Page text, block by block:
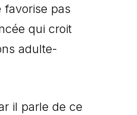
favorise pas
qui croit
adulte-
il parle de ce